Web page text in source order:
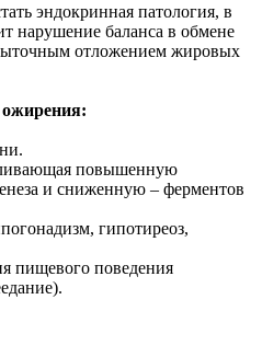
эндокринная патология, в
нарушение баланса в обмене
отложением жировых
повышенную
и сниженную – ферментов
гипотиреоз,
пищевого поведения